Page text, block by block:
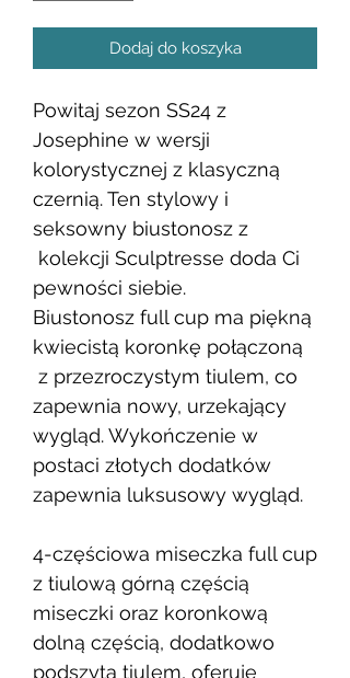
Dodaj do koszyka
Powitaj sezon SS24 z
Josephine w wersji
kolorystycznej z klasyczną
czernią. Ten stylowy i
seksowny biustonosz z
kolekcji Sculptresse doda Ci
pewności siebie.
Biustonosz full cup ma piękną
kwiecistą koronkę połączoną
z przezroczystym tiulem, co
zapewnia nowy, urzekający
wygląd. Wykończenie w
postaci złotych dodatków
zapewnia luksusowy wygląd.
4-częściowa miseczka full cup
z tiulową górną częścią
miseczki oraz koronkową
dolną częścią, dodatkowo
podszytą tiulem, oferuje